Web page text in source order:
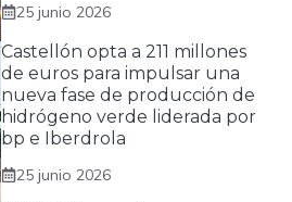
25 junio 2026
Castellón opta a 211 millones
de euros para impulsar una
nueva fase de producción de
hidrógeno verde liderada por
bp e Iberdrola
25 junio 2026